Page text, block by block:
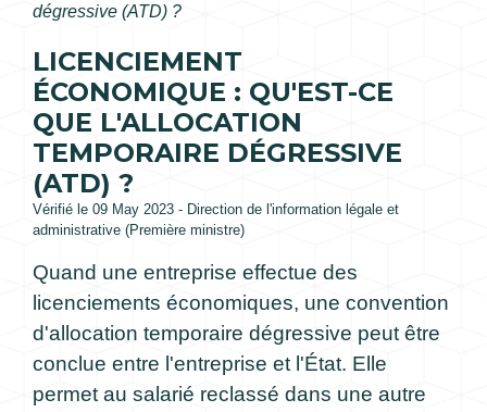
dégressive (ATD) ?
LICENCIEMENT
ÉCONOMIQUE : QU'EST-CE
QUE L'ALLOCATION
TEMPORAIRE DÉGRESSIVE
(ATD) ?
Vérifié le 09 May 2023 - Direction de l'information légale et
administrative (Première ministre)
Quand une entreprise effectue des
licenciements économiques, une convention
d'allocation temporaire dégressive peut être
conclue entre l'entreprise et l'État. Elle
permet au salarié reclassé dans une autre